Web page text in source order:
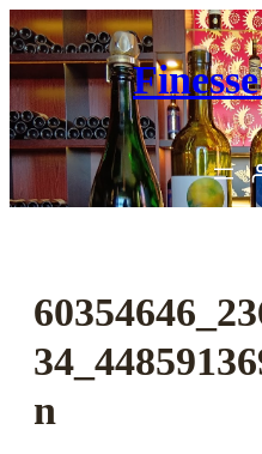
内
容
を
ス
キ
ッ
プ
n